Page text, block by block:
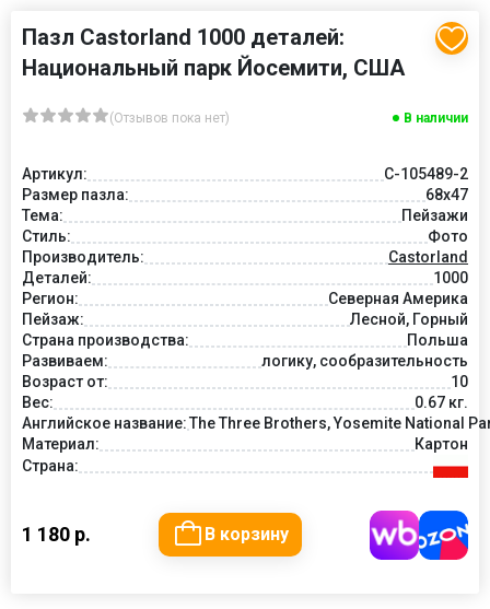
Пазл Castorland 1000 деталей:
Национальный парк Йосемити, США
(Отзывов пока нет) В наличии
Артикул:
C-105489-2
Размер пазла:
68x47
Тема:
Пейзажи
Стиль:
Фото
Производитель:
Castorland
Деталей:
1000
Регион:
Северная Америка
Пейзаж:
Лесной, Горный
Страна производства:
Польша
Развиваем:
логику, сообразительность
Возраст от:
10
Вес:
0.67 кг.
Английское название:The Three Brothers, Yosemite National
Материал:
Картон
Страна:
1 180 р. В корзину